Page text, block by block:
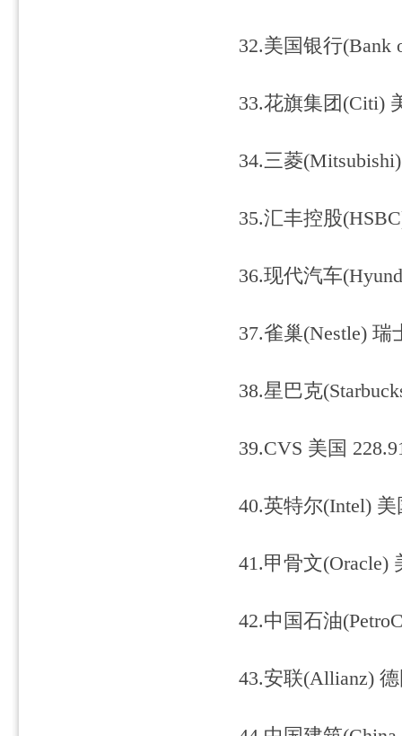
32.美国银行(Bank
33.花旗集团(Citi)
34.三菱
35.汇丰控股
36.现代汽车
37.雀巢(Nestle) 瑞
38.星巴克
39.CVS 美国
40.英特尔(Intel)
41.甲骨文(Oracle)
42.中国石油
43.安联(Allianz)